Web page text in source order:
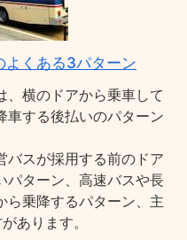
よくある3パターン
、横のドアから乗車して
車する後払いのパターン
バスが採用する前のドア
パターン、高速バスや長
ら乗降するパターン、主
あります。